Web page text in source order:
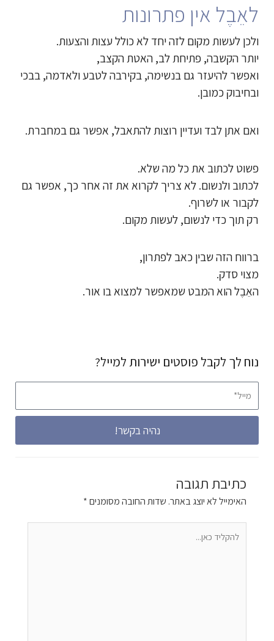
לאֵבֶל אין פתרונות
ולכן לעשות מקום לזה יחד לא כולל עצות והצעות.
יותר הקשבה, פתיחת לב, האטת הקצב,
ואפשר להיעזר גם בנשימה, בקירבה לטבע ולאדמה, בבכי
ובחיבוק כמובן.
ואם אתן לבד ועדיין רוצות להתאבל, אפשר גם במחברת.
פשוט לכתוב את כל מה שלא.
לכתוב ולנשום. לא צריך לקרוא את זה אחר כך, אפשר גם
לקבור או לשרוף.
רק תוך כדי לנשום, לעשות מקום.
ברווח הזה שבין כאב לפתרון,
מצוי סדק.
האֵבֶל הוא המבט שמאפשר למצוא בו אור.
נוח לך לקבל פוסטים ישירות למייל?
מייל*
נהיה בקשר!
כתיבת תגובה
האימייל לא יוצג באתר. שדות החובה מסומנים*
כאן...